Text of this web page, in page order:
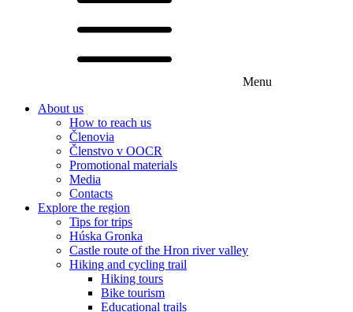
Menu
About us
How to reach us
Členovia
Členstvo v OOCR
Promotional materials
Media
Contacts
Explore the region
Tips for trips
Húska Gronka
Castle route of the Hron river valley
Hiking and cycling trail
Hiking tours
Bike tourism
Educational trails